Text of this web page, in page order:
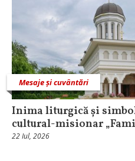
Mesaje și cuvântări
Inima liturgică și
cultural-misionar
22 Iul, 2026